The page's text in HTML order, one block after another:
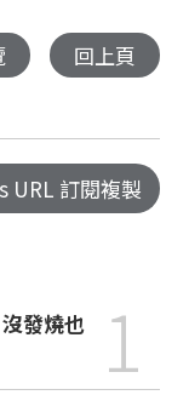
回上頁
URL 訂閱複製
1